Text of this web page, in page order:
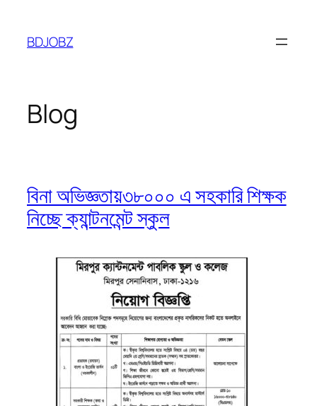
content
BDJOBZ
Blog
বিনা অভিজ্ঞতায়৩৮০০০ এ সহকারি শিক্ষক
নিচ্ছে ক্যান্টনমেন্ট স্কুল